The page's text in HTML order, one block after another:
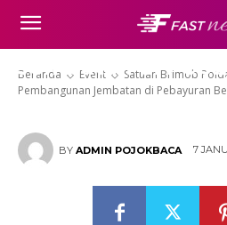
Beranda Event
Satuan Brimob
Pembangunan Jembatan di Pebayuran
Satuan Brimob
Jaya Kawal
Jembatan di
BY ADMIN POJOKBACA 7